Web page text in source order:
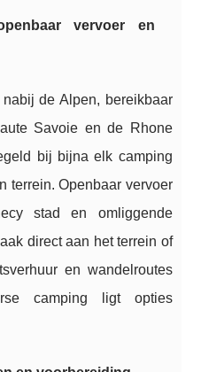
vervoer en
de Alpen, bereikbaar
Savoie en de Rhone
bij bijna elk camping
terrein. Openbaar vervoer
stad en omliggende
direct aan het terrein of
en wandelroutes
camping ligt opties